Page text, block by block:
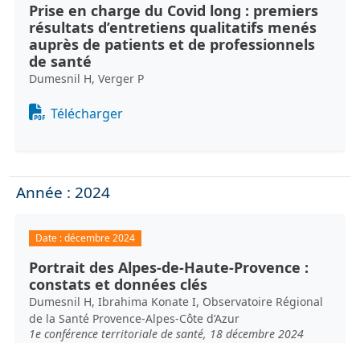
Prise en charge du Covid long : premiers
résultats d’entretiens qualitatifs menés
auprès de patients et de professionnels
de santé
Dumesnil H, Verger P
Document
Télécharger
Année : 2024
Date :décembre 2024
Portrait des Alpes-de-Haute-Provence :
constats et données clés
Dumesnil H, Ibrahima Konate I, Observatoire Régional
de la Santé Provence-Alpes-Côte d’Azur
1e conférence territoriale de santé, 18 décembre 2024